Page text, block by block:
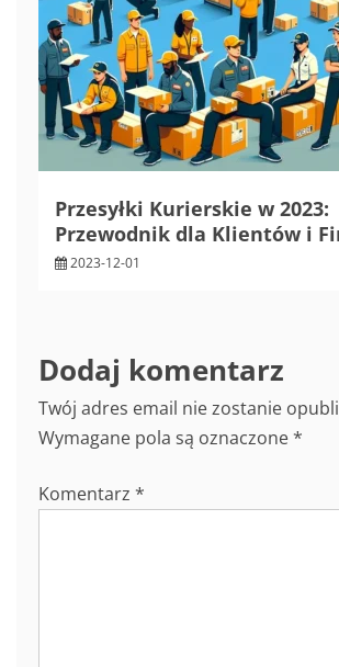
Przesyłki Kurierskie w 2023:
Przewodnik dla Klientów i
2023-12-01
Dodaj komentarz
Twój adres email nie zostanie
Wymagane pola są oznaczone*
Komentarz *